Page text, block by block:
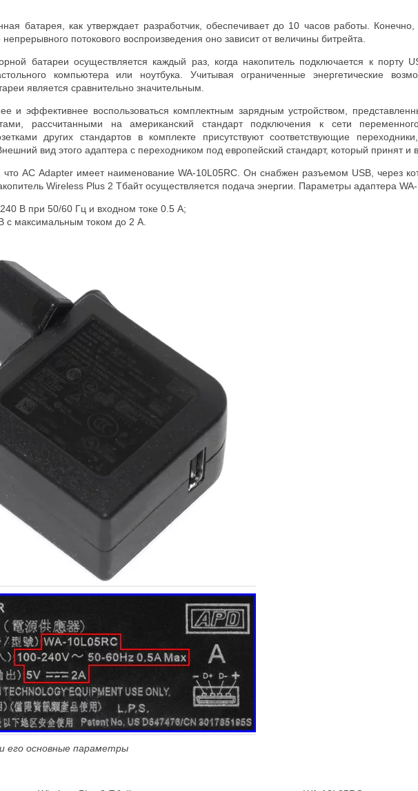
батарея, как утверждает разработчик, обеспечивает до 10 часов работы. Конечно,
потокового воспроизведения оно зависит от величины битрейта.
батареи осуществляется каждый раз, когда накопитель подключается к порту
компьютера или ноутбука. Учитывая ограниченные энергетические
является сравнительно значительным.
и эффективнее воспользоваться комплектным зарядным устройством,
рассчитанными на американский стандарт подключения к сети
других стандартов в комплекте присутствуют соответствующие
вид этого адаптера с переходником под европейский стандарт, который принят и
что AC Adapter имеет наименование WA-10L05RC. Он снабжен разъемом USB, через
Wireless Plus 2 Тбайт осуществляется подача энергии. Параметры адаптера
В при 50/60 Гц и входном токе 0.5 А;
с максимальным током до 2 А.
его основные параметры